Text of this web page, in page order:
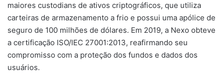
maiores custodians de ativos criptográficos, que utiliza
carteiras de armazenamento a frio e possui uma apólice de
seguro de 100 milhões de dólares. Em 2019, a Nexo obteve
a certificação ISO/IEC 27001:2013, reafirmando seu
compromisso com a proteção dos fundos e dados dos
usuários.